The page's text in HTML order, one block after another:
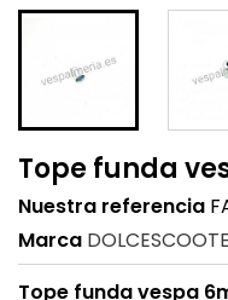
Tope funda
Nuestra referencia
Marca
Tope funda vespa